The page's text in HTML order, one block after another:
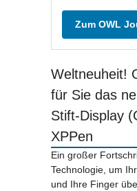
Zum OWL
Weltneuheit!
für Sie das
Stift-Display
XPPen
Ein großer
Technologie, um
und Ihre Finger